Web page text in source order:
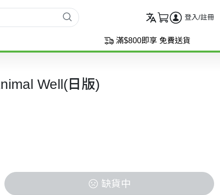
登入/註冊
滿$800即享 免費送貨
Well(日版)
缺貨中